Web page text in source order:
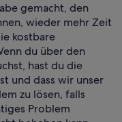
gemacht, den
wieder mehr Zeit
kostbare
du über den
hast du die
und dass wir unser
zu lösen, falls
Problem